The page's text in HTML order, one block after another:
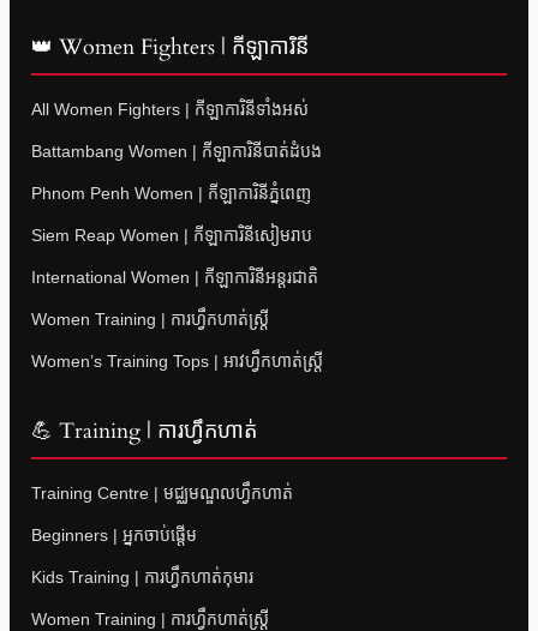
👑 Women Fighters | កីឡាការិនី
All Women Fighters | កីឡាការិនីទាំងអស់
Battambang Women | កីឡាការិនីបាត់ដំបង
Phnom Penh Women | កីឡាការិនីភ្នំពេញ
Siem Reap Women | កីឡាការិនីសៀមរាប
International Women | កីឡាការិនីអន្តរជាតិ
Women Training | ការហ្វឹកហាត់ស្ត្រី
Women’s Training Tops | អាវហ្វឹកហាត់ស្ត្រី
💪 Training | ការហ្វឹកហាត់
Training Centre | មជ្ឈមណ្ឌលហ្វឹកហាត់
Beginners | អ្នកចាប់ផ្តើម
Kids Training | ការហ្វឹកហាត់កុមារ
Women Training | ការហ្វឹកហាត់ស្ត្រី